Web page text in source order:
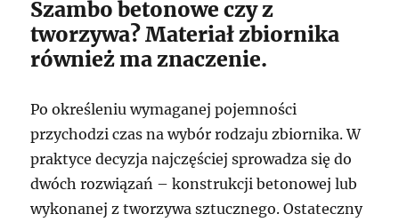
Szambo betonowe czy z
tworzywa? Materiał zbiornika
również ma znaczenie.
Po określeniu wymaganej pojemności
przychodzi czas na wybór rodzaju zbiornika. W
praktyce decyzja najczęściej sprowadza się do
dwóch rozwiązań – konstrukcji betonowej lub
wykonanej z tworzywa sztucznego. Ostateczny